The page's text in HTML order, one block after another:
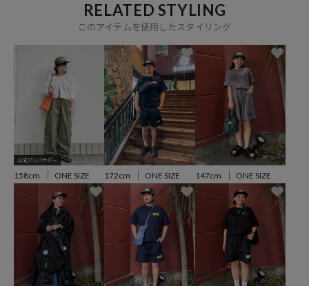
※こちらの商品は、弊社管理上のカラーを表記しております為、タグ
のカラー表記と異なる記載となっております。
【サイト表記：タグ表記】
・ブラック：ブラック
・オリーブ：ミリタリー
・ネイビー：ネイビー
※掲載画像の商品のお色味につきましては、屋外や屋内の光の照射や
角度により実物と色味が異なる場合がございます。
※着用、お取り扱いの際は、商品についている品質表示とアテンショ
ンタグを必ずご確認下さい。
RELATED STYLING
このアイテムを使用したスタイリング
公式アンバサダー
158cm ONE SIZE 172cm ONE SIZE 147cm ONE SIZE